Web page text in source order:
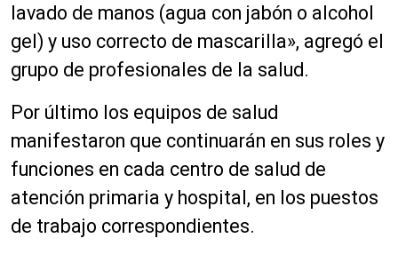
lavado de manos (agua con jabón o alcohol
gel) y uso correcto de mascarilla», agregó el
grupo de profesionales de la salud.
Por último los equipos de salud
manifestaron que continuarán en sus roles y
funciones en cada centro de salud de
atención primaria y hospital, en los puestos
de trabajo correspondientes.